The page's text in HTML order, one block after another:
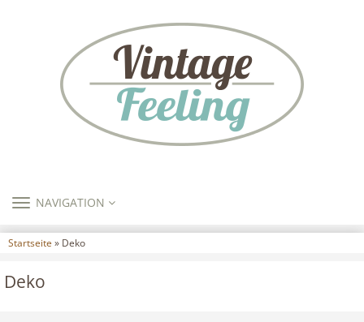
TOGGLE
NAVIGATION
Startseite » Deko
Deko